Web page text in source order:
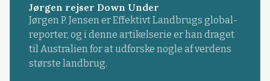
Jørgen rejser Down Under
Jørgen P. Jensen er Effektivt Landbrugs global-
reporter, og i denne artikelserie er han draget
til Australien for at udforske nogle af verdens
største landbrug.